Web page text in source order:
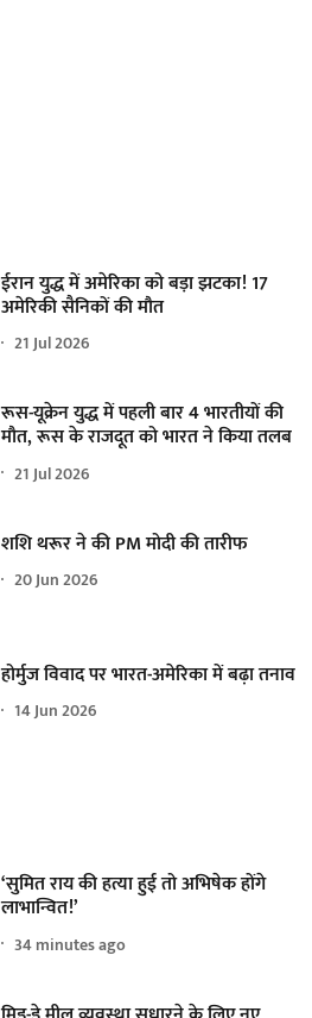
ईरान युद्ध में अमेरिका को बड़ा झटका! 17
अमेरिकी सैनिकों की मौत
21 Jul 2026
रूस-यूक्रेन युद्ध में पहली बार 4 भारतीयों की
मौत, रूस के राजदूत को भारत ने किया तलब
21 Jul 2026
शशि थरूर ने की PM मोदी की तारीफ
20 Jun 2026
होर्मुज विवाद पर भारत-अमेरिका में बढ़ा तनाव
14 Jun 2026
‘सुमित राय की हत्या हुई तो अभिषेक होंगे
लाभान्वित!’
34 minutes ago